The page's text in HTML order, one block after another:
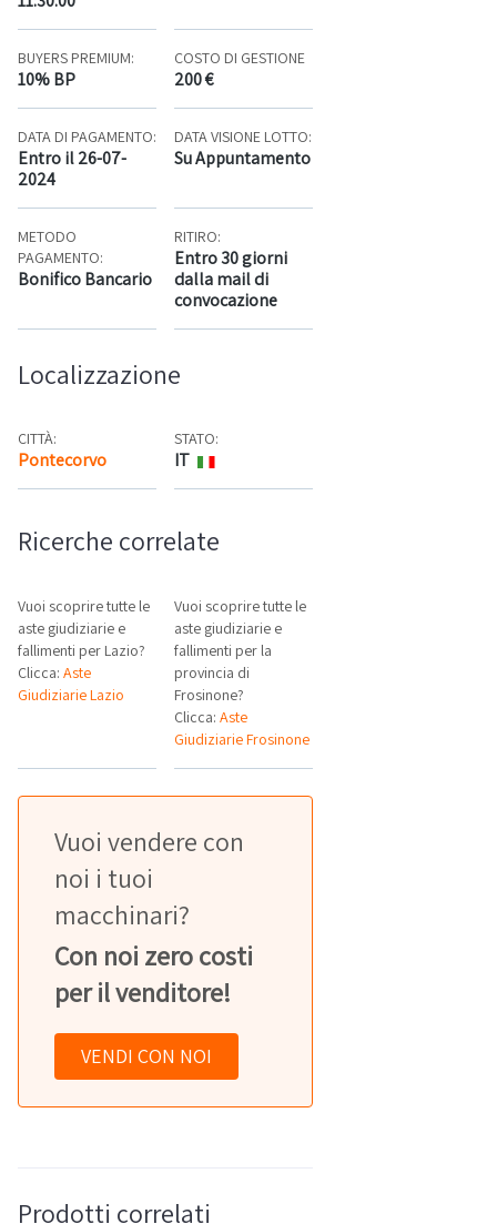
BUYERS PREMIUM:
10% BP
COSTO DI GESTIONE
200 €
DATA DI PAGAMENTO:
Entro il 26-07-
2024
DATA VISIONE LOTTO:
Su Appuntamento
METODO
PAGAMENTO:
Bonifico Bancario
RITIRO:
Entro 30 giorni
dalla mail di
convocazione
Localizzazione
CITTÀ:
Pontecorvo Mappa
STATO:
IT
Ricerche correlate
Vuoi scoprire tutte le
aste giudiziarie e
fallimenti per Lazio?
Clicca: Aste
Giudiziarie Lazio
Vuoi scoprire tutte le
aste giudiziarie e
fallimenti per la
provincia di
Frosinone?
Clicca:Aste
Giudiziarie Frosinone
Vuoi vendere con
noi i tuoi
macchinari?
Con noi zero costi
per il venditore!
VENDI CON NOI
Prodotti correlati